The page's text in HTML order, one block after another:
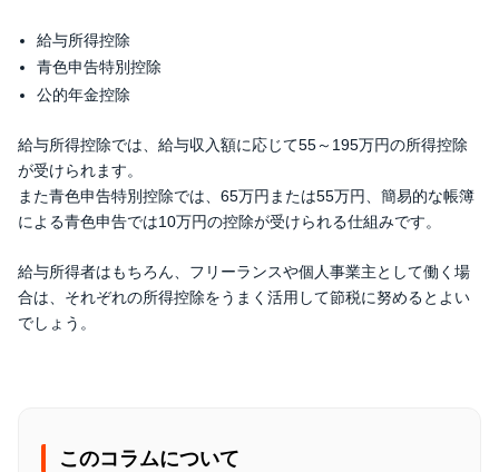
給与所得控除
青色申告特別控除
公的年金控除
給与所得控除では、給与収入額に応じて55～195万円の所得控除
が受けられます。
また青色申告特別控除では、65万円または55万円、簡易的な帳簿
による青色申告では10万円の控除が受けられる仕組みです。
給与所得者はもちろん、フリーランスや個人事業主として働く場
合は、それぞれの所得控除をうまく活用して節税に努めるとよい
でしょう。
このコラムについて